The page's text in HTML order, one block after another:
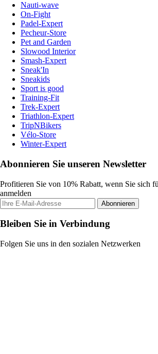
Nauti-wave
On-Fight
Padel-Expert
Pecheur-Store
Pet and Garden
Slowood Interior
Smash-Expert
Sneak'In
Sneakids
Sport is good
Training-Fit
Trek-Expert
Triathlon-Expert
TripNBikers
Vélo-Store
Winter-Expert
Abonnieren Sie unseren Newsletter
Profitieren Sie von 10% Rabatt, wenn Sie sich
anmelden
Abonnieren
Bleiben Sie in Verbindung
Folgen Sie uns in den sozialen Netzwerken